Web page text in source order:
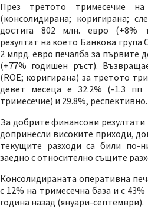
През третото тримесечие
(консолидирана; коригирана;
достига 802 млн. евро (+8%
резултат на което Банкова
2 млрд. евро печалба за първите
(+77% годишен ръст).
(ROE; коригирана) за третото
девет месеца е 32.2% (-1.3 пп
тримесечие) и 29.8%, респективно.
За добрите финансови резултати
допринесли високите приходи,
текущите разходи са били по-
заедно с относително същите
Консолидираната оперативна
с 12% на тримесечна база и с
година назад (януари-септември).